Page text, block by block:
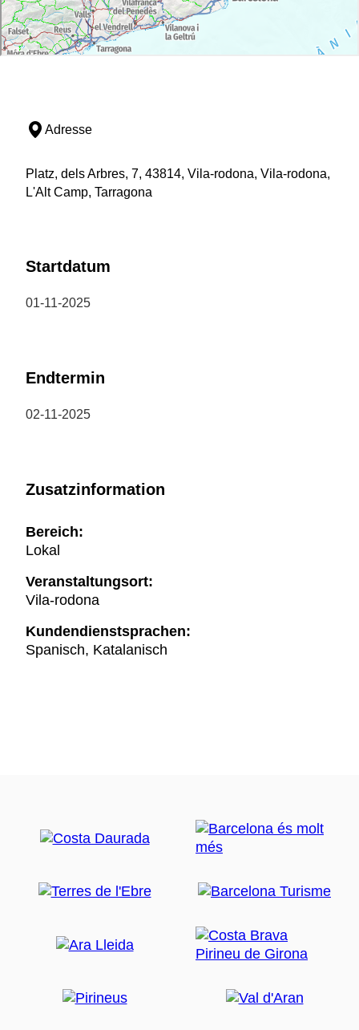
Adresse
Platz, dels Arbres, 7, 43814, Vila-rodona, Vila-rodona,
L'Alt Camp, Tarragona
Startdatum
01-11-2025
Endtermin
02-11-2025
Zusatzinformation
Bereich:
Lokal
Veranstaltungsort:
Vila-rodona
Kundendienstsprachen:
Spanisch, Katalanisch